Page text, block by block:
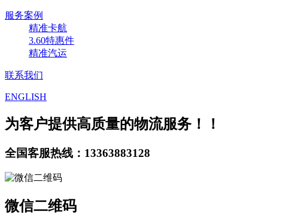
服务案例
精准卡航
3.60特惠件
精准汽运
联系我们
ENGLISH
为客户提供高质量的物流服务！！
全国客服热线：13363883128
微信二维码